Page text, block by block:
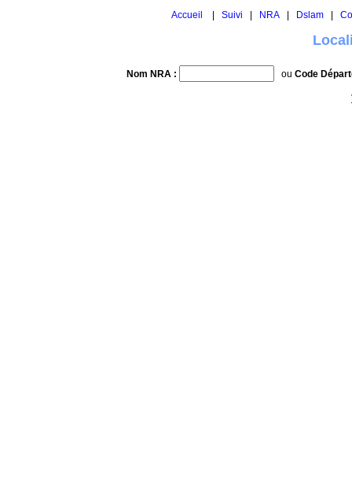
Accueil Suivi NRA Dslam
Nom NRA : ou Code